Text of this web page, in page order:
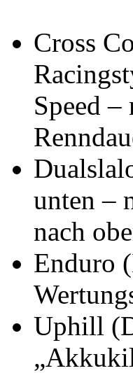
Cross
Speed
unten –
nach
Enduro
Uphill